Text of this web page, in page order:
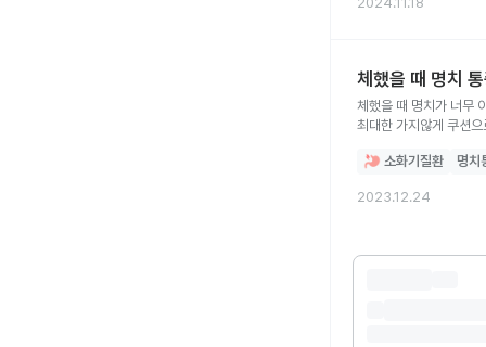
체했을 때 명치
체했을 때 명치가 너무
최대한 가지않게 쿠션
소화기질환
명치
2023.12.24